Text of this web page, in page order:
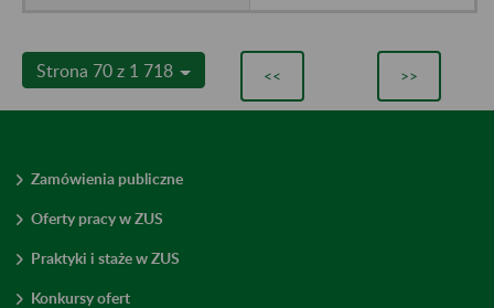
Strona 70 z 1 718 << >>
Zamówienia publiczne
Oferty pracy w ZUS
Praktyki i staże w ZUS
Konkursy ofert